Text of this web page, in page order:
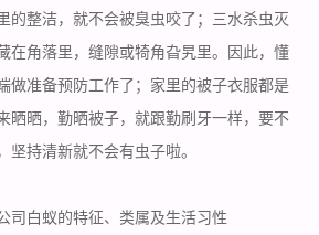
的整洁，就不会被臭虫咬了；三水杀虫灭
在角落里，缝隙或犄角旮旯里。因此，懂
做准备预防工作了；家里的被子衣服都是
晒晒，勤晒被子，就跟勤刷牙一样，要不
坚持清新就不会有虫子啦。
司白蚁的特征、类属及生活习性